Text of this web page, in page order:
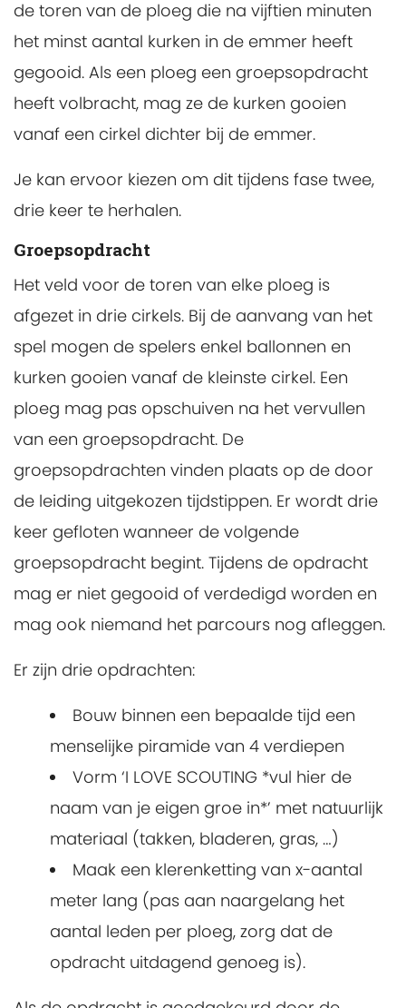
de toren van de ploeg die na vijftien minuten
het minst aantal kurken in de emmer heeft
gegooid. Als een ploeg een groepsopdracht
heeft volbracht, mag ze de kurken gooien
vanaf een cirkel dichter bij de emmer.
Je kan ervoor kiezen om dit tijdens fase twee,
drie keer te herhalen.
Groepsopdracht
Het veld voor de toren van elke ploeg is
afgezet in drie cirkels. Bij de aanvang van het
spel mogen de spelers enkel ballonnen en
kurken gooien vanaf de kleinste cirkel. Een
ploeg mag pas opschuiven na het vervullen
van een groepsopdracht. De
groepsopdrachten vinden plaats op de door
de leiding uitgekozen tijdstippen. Er wordt drie
keer gefloten wanneer de volgende
groepsopdracht begint. Tijdens de opdracht
mag er niet gegooid of verdedigd worden en
mag ook niemand het parcours nog afleggen.
Er zijn drie opdrachten:
Bouw binnen een bepaalde tijd een
menselijke piramide van 4 verdiepen
Vorm ‘I LOVE SCOUTING *vul hier de
naam van je eigen groe in*’ met natuurlijk
materiaal (takken, bladeren, gras, …)
Maak een klerenketting van x-aantal
meter lang (pas aan naargelang het
aantal leden per ploeg, zorg dat de
opdracht uitdagend genoeg is).